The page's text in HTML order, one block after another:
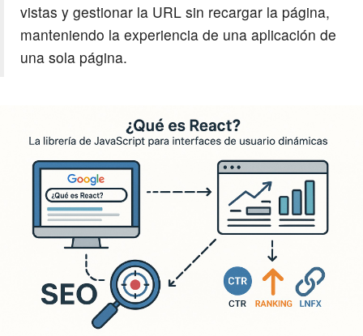
vistas y gestionar la URL sin recargar la página,
manteniendo la experiencia de una aplicación de
una sola página.